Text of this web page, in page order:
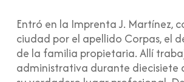
Entró en la Imprenta J. Martínez,
ciudad por el apellido Corpas, el
de la familia propietaria. Allí
administrativa durante diecisiete